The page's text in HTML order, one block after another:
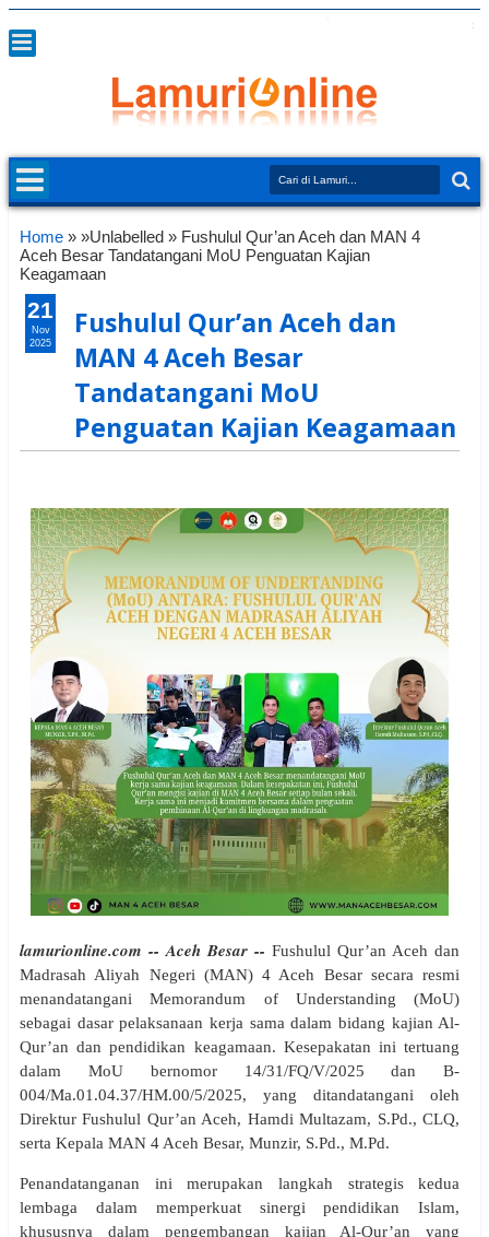
Home » »Unlabelled » Fushulul Qur’an Aceh dan MAN 4
Aceh Besar Tandatangani MoU Penguatan Kajian
Keagamaan
Fushulul Qur’an Aceh dan
MAN 4 Aceh Besar
Tandatangani MoU
Penguatan Kajian Keagamaan
lamurionline.com -- Aceh Besar -- Fushulul Qur’an Aceh dan
Madrasah Aliyah Negeri (MAN) 4 Aceh Besar secara resmi
menandatangani Memorandum of Understanding (MoU)
sebagai dasar pelaksanaan kerja sama dalam bidang kajian Al-
Qur’an dan pendidikan keagamaan. Kesepakatan ini tertuang
dalam MoU bernomor 14/31/FQ/V/2025 dan B-
004/Ma.01.04.37/HM.00/5/2025, yang ditandatangani oleh
Direktur Fushulul Qur’an Aceh, Hamdi Multazam, S.Pd., CLQ,
serta Kepala MAN 4 Aceh Besar, Munzir, S.Pd., M.Pd.
Penandatanganan ini merupakan langkah strategis kedua
lembaga dalam memperkuat sinergi pendidikan Islam,
khususnya dalam pengembangan kajian Al-Qur’an yang
21
Nov
2025